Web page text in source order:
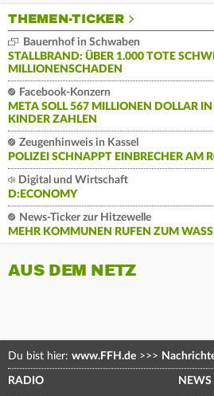
THEMEN-TICKER
Bauernhof in Schwaben
STALLBRAND: ÜBER 1.000 TOTE
MILLIONENSCHADEN
Facebook-Konzern
META SOLL 567 MILLIONEN DOLLAR
KINDER ZAHLEN
Zeugenhinweis in Kassel
POLIZEI SCHNAPPT EINBRECHER AM
Digital und Wirtschaft
D:ECONOMY
News-Ticker zur Hitzewelle
MEHR KOMMUNEN RUFEN ZUM
AUS DEM NETZ
Du bist hier: www.FFH.de >>>
RADIO NEWS